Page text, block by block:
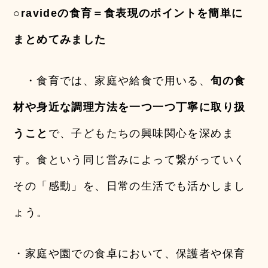
○ravideの食育＝食表現のポイントを簡単に
まとめてみました
・食育では、家庭や給食で用いる、旬の食
材や身近な調理方法を一つ一つ丁寧に取り扱
うこと で、子どもたちの興味関心を深めま
す。食という同じ営みによって繋がっていく
その「感動」を、日常の生活でも活かしまし
ょう。
・家庭や園での食卓において、保護者や保育